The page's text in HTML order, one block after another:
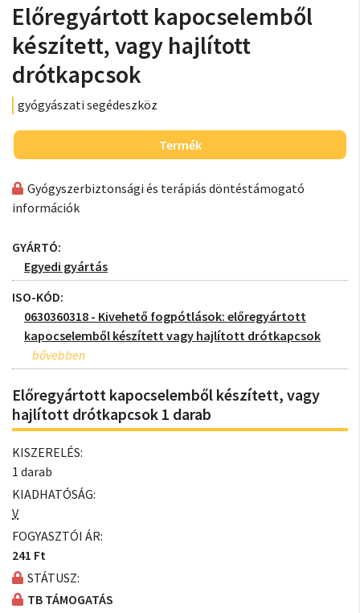
Előregyártott kapocselemből
készített, vagy hajlított
drótkapcsok
gyógyászati segédeszköz
Termék
Gyógyszerbiztonsági és terápiás döntéstámogató
információk
GYÁRTÓ:
Egyedi gyártás
ISO-KÓD:
0630360318 - Kivehető fogpótlások: előregyártott
kapocselemből készített vagy hajlított drótkapcsok
Előregyártott kapocselemből készített, vagy
hajlított drótkapcsok 1 darab
KISZERELÉS:
1 darab
KIADHATÓSÁG:
V
FOGYASZTÓI ÁR:
241 Ft
STÁTUSZ:
TB TÁMOGATÁS